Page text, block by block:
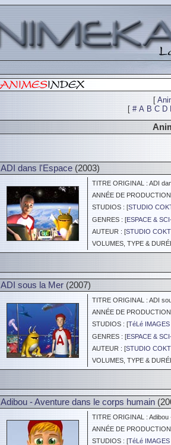
[
[ # A B C D
ADI dans l'Espace (2003)
TITRE ORIGINAL : ADI
ANNÉE DE
STUDIOS : [STUDIO
GENRES : [ESPACE &
AUTEUR : [STUDIO
VOLUMES, TYPE &
ADI sous la Mer (2007)
TITRE ORIGINAL : ADI
ANNÉE DE
STUDIOS : [TéLé
GENRES : [ESPACE &
AUTEUR : [STUDIO
VOLUMES, TYPE &
Adibou - Aventure dans le corps humain
TITRE ORIGINAL :
ANNÉE DE
STUDIOS : [TéLé